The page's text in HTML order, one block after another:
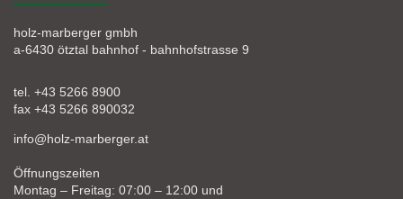
holz-marberger gmbh
a-6430 ötztal bahnhof - bahnhofstrasse 9
tel. +43 5266 8900
fax +43 5266 890032
info@holz-marberger.at
Öffnungszeiten
Montag – Freitag: 07:00 – 12:00 und